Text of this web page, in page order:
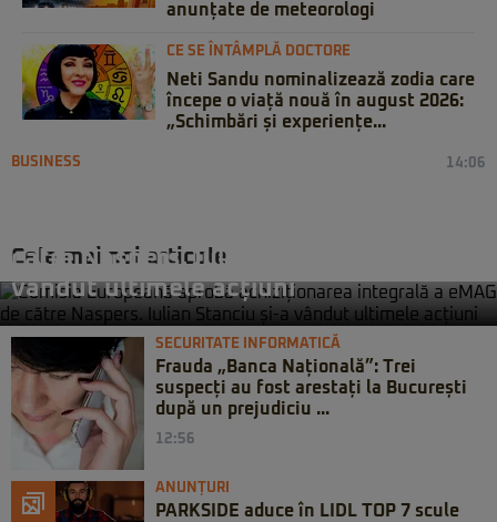
anunțate de meteorologi
CE SE ÎNTÂMPLĂ DOCTORE
Neti Sandu nominalizează zodia care
începe o viață nouă în august 2026:
„Schimbări și experiențe...
Cele mai noi articole
BUSINESS 14:06
către Naspers. Iulian Stanciu și-a
vândut ultimele acțiuni
SECURITATE INFORMATICĂ
Frauda „Banca Națională”: Trei
suspecți au fost arestați la București
după un prejudiciu ...
12:56
ANUNȚURI
PARKSIDE aduce în LIDL TOP 7 scule